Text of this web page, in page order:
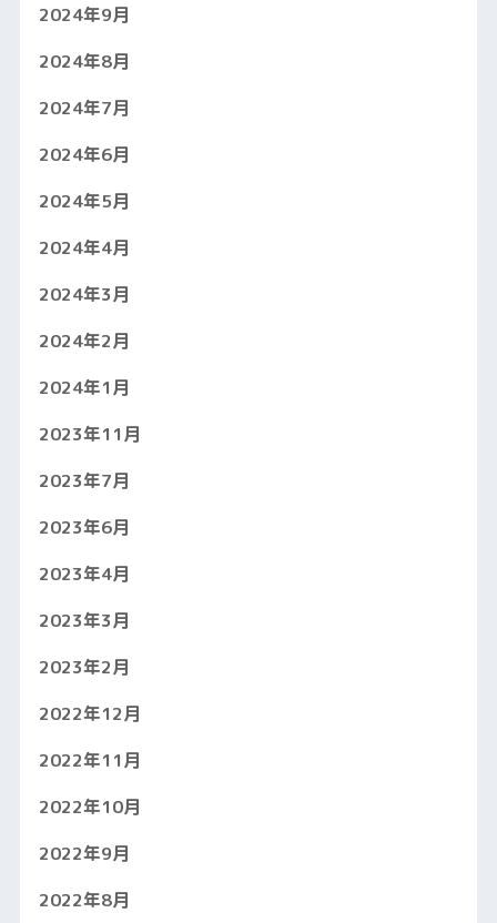
2024年9月
2024年8月
2024年7月
2024年6月
2024年5月
2024年4月
2024年3月
2024年2月
2024年1月
2023年11月
2023年7月
2023年6月
2023年4月
2023年3月
2023年2月
2022年12月
2022年11月
2022年10月
2022年9月
2022年8月